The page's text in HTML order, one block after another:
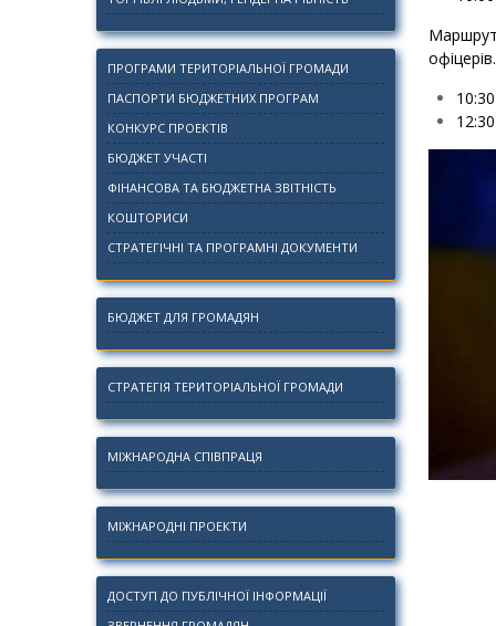
офіцерів.
ПРОГРАМИ ТЕРИТОРІАЛЬНОЇ ГРОМАДИ
ПАСПОРТИ БЮДЖЕТНИХ ПРОГРАМ
КОНКУРС ПРОЕКТІВ
БЮДЖЕТ УЧАСТІ
ФІНАНСОВА ТА БЮДЖЕТНА ЗВІТНІСТЬ
КОШТОРИСИ
СТРАТЕГІЧНІ ТА ПРОГРАМНІ ДОКУМЕНТИ
БЮДЖЕТ ДЛЯ ГРОМАДЯН
СТРАТЕГІЯ ТЕРИТОРІАЛЬНОЇ ГРОМАДИ
МІЖНАРОДНА СПІВПРАЦЯ
МІЖНАРОДНІ ПРОЕКТИ
ДОСТУП ДО ПУБЛІЧНОЇ ІНФОРМАЦІЇ